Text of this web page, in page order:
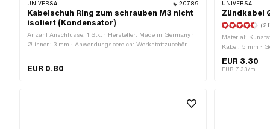
UNIVERSAL 20789
Kabelschuh Ring zum schrauben M3 nicht
isoliert (Kondensator)
Anzahl Anschlüsse: 1 Stk. · Hersteller: Made in Germany ·
Ø innen: 3 mm · Anwendungsbereich: Werkstattzubehör
EUR 0.80
UNIVERSAL
Zündkabel
Material:
Kabel: 5 mm ·
EUR 3.30
EUR 7.33/m